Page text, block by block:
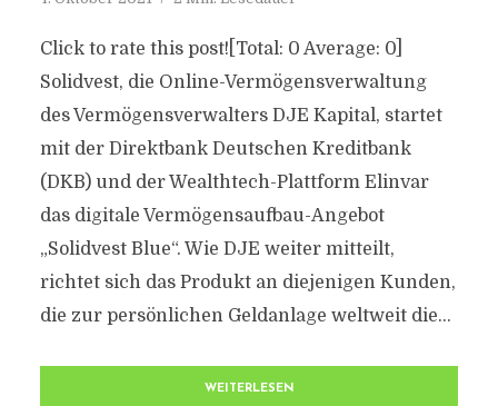
Click to rate this post![Total: 0 Average: 0]
Solidvest, die Online-Vermögensverwaltung
des Vermögensverwalters DJE Kapital, startet
mit der Direktbank Deutschen Kreditbank
(DKB) und der Wealthtech-Plattform Elinvar
das digitale Vermögensaufbau-Angebot
„Solidvest Blue“. Wie DJE weiter mitteilt,
richtet sich das Produkt an diejenigen Kunden,
die zur persönlichen Geldanlage weltweit die...
WEITERLESEN